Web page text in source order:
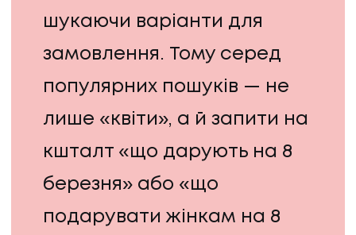
шукаючи варіанти для
замовлення. Тому серед
популярних пошуків — не
лише «квіти», а й запити на
кшталт «що дарують на 8
березня» або «що
подарувати жінкам на 8